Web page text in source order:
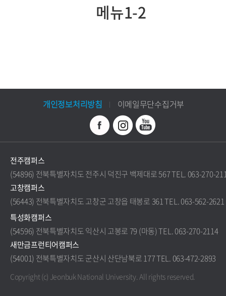
메뉴1-2
개인정보처리방침 이메일무단수집거부
전주캠퍼스
(54896) 전북특별자치도 전주시 덕진구 백제대로 567 TEL. 063-270-
고창캠퍼스
(56443) 전북특별자치도 고창군 고창읍 태봉로 361 TEL. 063-562-2621
특성화캠퍼스
(54596) 전북특별자치도 익산시 고봉로 79 (마동) TEL. 063-270-2114
새만금프런티어캠퍼스
(54001) 전북특별자치도 군산시 산단남북로 177 TEL. 063-472-2893
Copyright (c) Jeonbuk National University.All rights reserved.